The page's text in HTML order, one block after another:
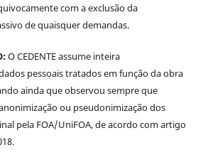
com a exclusão da
de quaisquer demandas.
O CEDENTE assume inteira
pessoais tratados em função da obra
ainda que observou sempre que
ou pseudonimização dos
pela FOA/UniFOA, de acordo com artigo